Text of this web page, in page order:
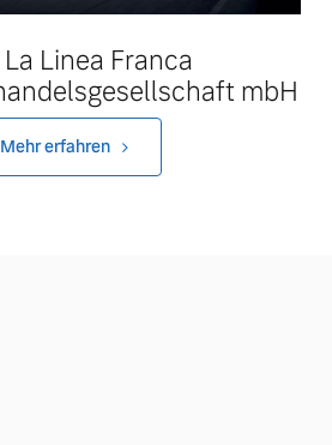
Linea Franca
mbH
Mehr erfahren